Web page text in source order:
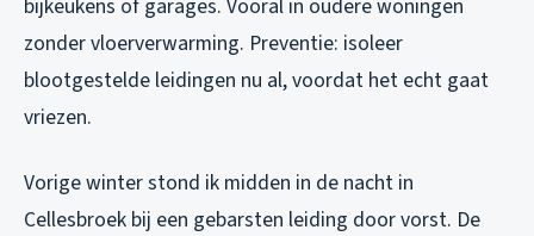
bijkeukens of garages. Vooral in oudere woningen
zonder vloerverwarming. Preventie: isoleer
blootgestelde leidingen nu al, voordat het echt gaat
vriezen.
Vorige winter stond ik midden in de nacht in
Cellesbroek bij een gebarsten leiding door vorst. De